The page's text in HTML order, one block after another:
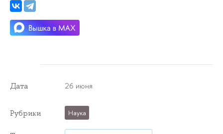
Дата 26 июня
Рубрики Наука